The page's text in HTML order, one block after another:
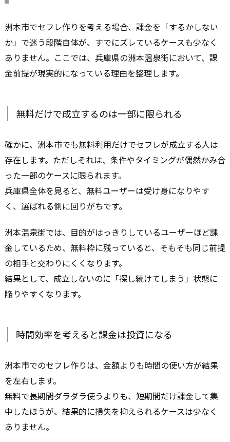
洲本市でセフレ作りを考える場合、課金を「するかしない
か」で迷う段階自体が、すでにズレているケースも少なく
ありません。ここでは、兵庫県の洲本温泉街において、課
金前提が現実的になっている理由を整理します。
無料だけで成立するのは一部に限られる
確かに、洲本市でも無料利用だけでセフレが成立する人は
存在します。ただしそれは、条件やタイミングが偶然かみ合
った一部のケースに限られます。
兵庫県全体を見ると、無料ユーザーは受け身になりやす
く、選ばれる側に回りがちです。
洲本温泉街では、目的がはっきりしているユーザーほど課
金しているため、無料枠に残っていると、そもそも同じ前提
の相手と交わりにくくなります。
結果として、成立しないのに「探し続けてしまう」状態に
陥りやすくなります。
時間効率を考えると課金は投資になる
洲本市でのセフレ作りは、金額よりも時間の使い方が結果
を左右します。
無料で長期間ダラダラ使うよりも、短期間だけ課金して集
中したほうが、結果的に損失を抑えられるケースは少なく
ありません。